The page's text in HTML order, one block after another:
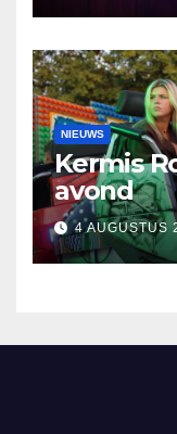
NIEUWS
Kermis
avond
4 AUGUSTUS